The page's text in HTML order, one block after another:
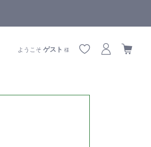
ようこそゲスト 様